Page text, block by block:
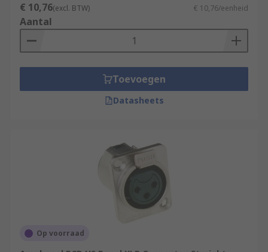
€ 10,76(excl. BTW) € 10,76/eenheid
Aantal
Toevoegen
Datasheets
Op voorraad